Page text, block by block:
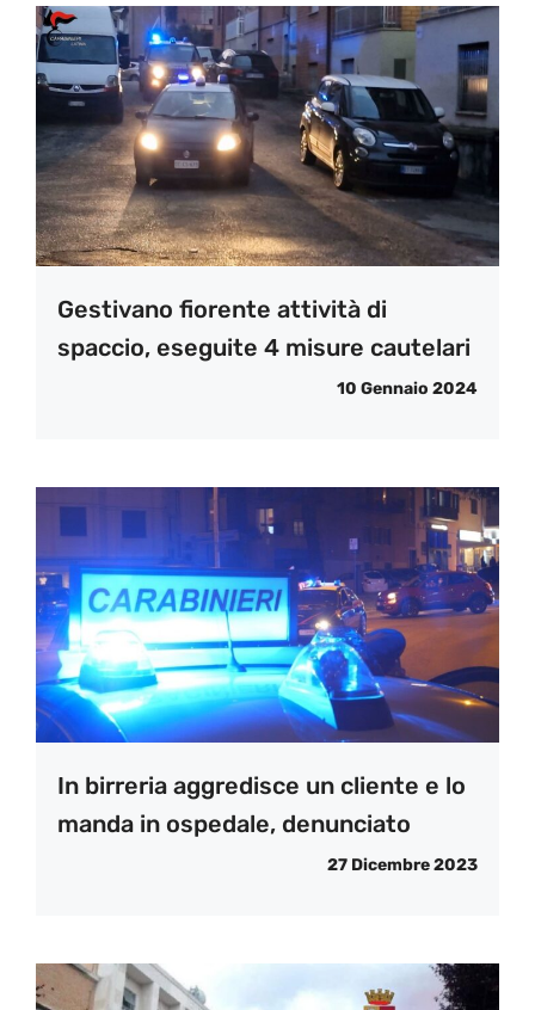
Gestivano fiorente attività di
spaccio, eseguite 4 misure cautelari
10 Gennaio 2024
In birreria aggredisce un cliente e lo
manda in ospedale, denunciato
27 Dicembre 2023